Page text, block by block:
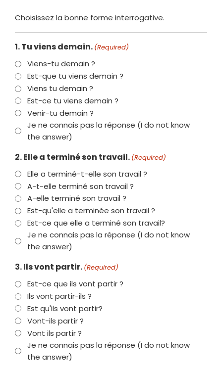
Choisissez la bonne forme interrogative.
1. Tu viens demain. (Required)
Viens-tu demain ?
Est-que tu viens demain ?
Viens tu demain ?
Est-ce tu viens demain ?
Venir-tu demain ?
Je ne connais pas la réponse (I do not know
the answer)
2. Elle a terminé son travail. (Required)
Elle a terminé-t-elle son travail ?
A-t-elle terminé son travail ?
A-elle terminé son travail ?
Est-qu'elle a terminée son travail ?
Est-ce que elle a terminé son travail?
Je ne connais pas la réponse (I do not know
the answer)
3. Ils vont partir. (Required)
Est-ce que ils vont partir ?
Ils vont partir-ils ?
Est qu'ils vont partir?
Vont-ils partir ?
Vont ils partir ?
Je ne connais pas la réponse (I do not know
the answer)